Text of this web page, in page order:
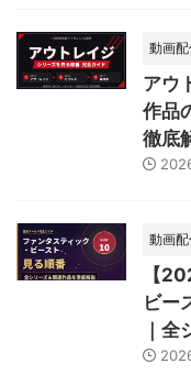
動画
アウ
作品
徹底
動画
【
ビー
｜